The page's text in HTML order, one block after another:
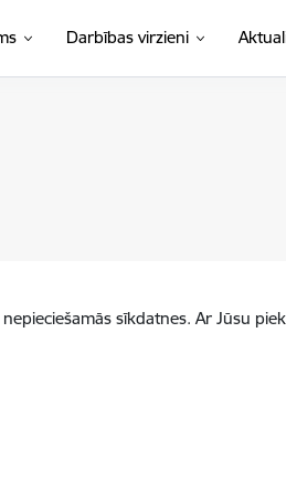
Darbības virzieni
sīkdatnes. Ar Jūsu